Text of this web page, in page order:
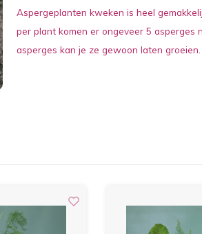
Aspergeplanten kweken is heel
per plant komen er ongeveer 5
asperges kan je ze gewoon laten groeien.